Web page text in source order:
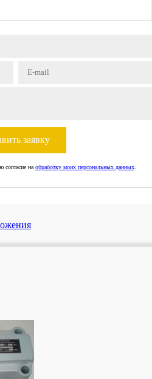
заявку
согласие на обработку моих персональных данных